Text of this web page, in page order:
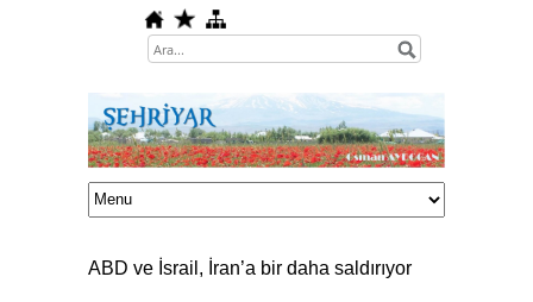
ABD ve İsrail, İran’a bir daha saldırıyor